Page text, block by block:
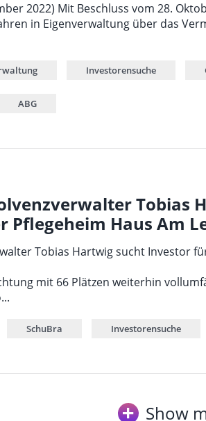
2022) Mit Beschluss vom 28.
in Eigenverwaltung über das
Investorensuche
ABG
Tobias
Pflegeheim Haus Am
Tobias Hartwig sucht Investor
mit 66 Plätzen weiterhin
SchuBra Investorensuche
Show